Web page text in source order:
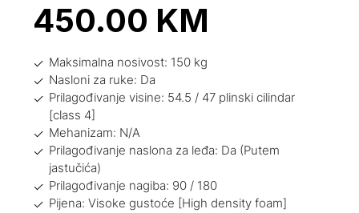
450.00 KM
Maksimalna nosivost: 150 kg
Nasloni za ruke: Da
Prilagođivanje visine: 54.5 / 47 plinski cilindar
[class 4]
Mehanizam: N/A
Prilagođivanje naslona za leđa: Da (Putem
jastučića)
Prilagođivanje nagiba: 90 / 180
Pijena: Visoke gustoće [High density foam]